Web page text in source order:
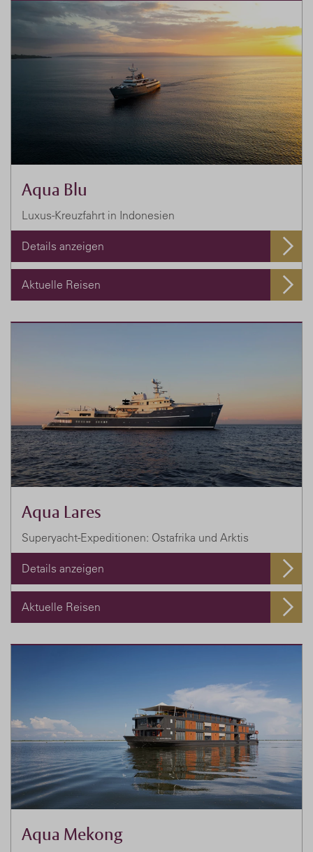
Aqua Blu
Luxus-Kreuzfahrt in Indonesien
Details anzeigen
Aktuelle Reisen
Aqua Lares
Superyacht-Expeditionen: Ostafrika und Arktis
Details anzeigen
Aktuelle Reisen
Aqua Mekong